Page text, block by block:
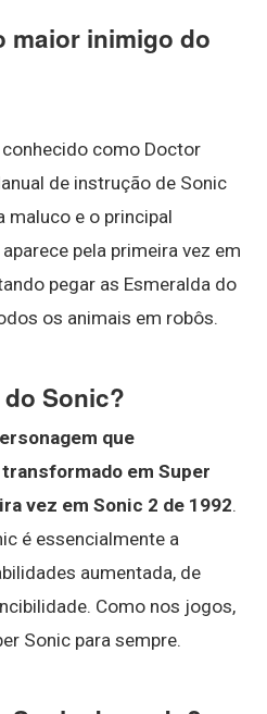
maior inimigo do
conhecido como Doctor
de instrução de Sonic
maluco e o principal
pela primeira vez em
pegar as Esmeralda do
os animais em robôs.
Sonic?
que
em Super
vez em Sonic 2 de 1992.
é essencialmente a
aumentada, de
Como nos jogos,
Sonic para sempre.